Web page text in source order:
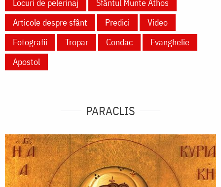
Locuri de pelerinaj
Sfântul Munte Athos
Articole despre sfânt
Predici
Video
Fotografii
Tropar Condac
Evanghelie
Apostol
PARACLIS